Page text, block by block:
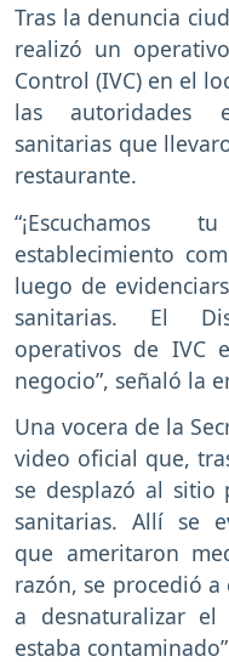
Tras la denuncia
realizó un
Control (IVC) en el
las autoridades
sanitarias que
restaurante.
“¡Escuchamos
establecimiento
luego de
sanitarias. El
operativos de IVC
negocio”, señaló la
Una vocera de la
video oficial que,
se desplazó al sitio
sanitarias. Allí se
que ameritaron
razón, se procedió
a desnaturalizar el
estaba